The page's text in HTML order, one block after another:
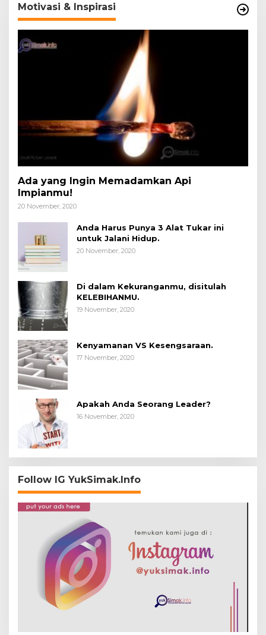
Motivasi & Inspirasi
Ada yang Ingin Memadamkan Api
Impianmu!
20 November, 2020
Anda Harus Punya 3 Alat Tukar ini
untuk Jalani Hidup.
20 November, 2020
Di dalam Kekuranganmu, disitulah
KELEBIHANMU.
19 November, 2020
Kenyamanan VS Kesengsaraan.
17 November, 2020
Apakah Anda Seorang Leader?
16 November, 2020
Follow IG YukSimak.Info